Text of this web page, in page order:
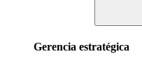
Gerencia estratégica